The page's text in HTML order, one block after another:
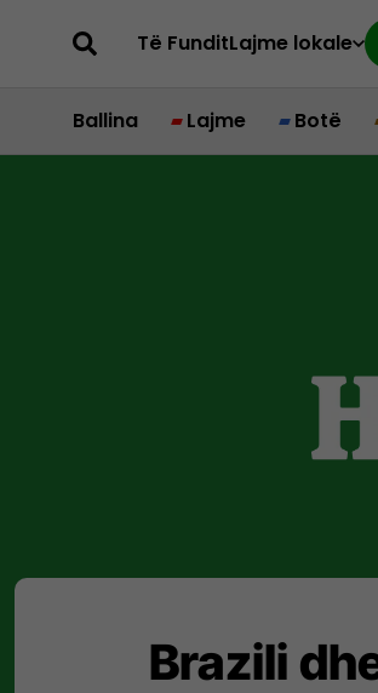
Të FunditLajme lokale
Ballina Lajme Botë
Brazili